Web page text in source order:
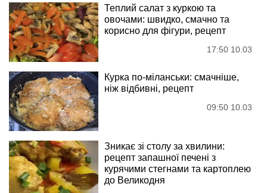
Теплий салат з куркою та
овочами: швидко, смачно та
корисно для фігури, рецепт
17:50 10.03
Курка по-міланськи: смачніше,
ніж відбивні, рецепт
09:50 10.03
Зникає зі столу за хвилини:
рецепт запашної печені з
курячими стегнами та картоплею
до Великодня